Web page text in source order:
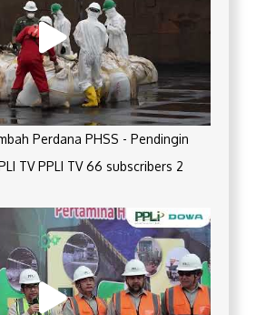
Perdana PHSS - Pendingin
TV PPLI TV 66 subscribers 2